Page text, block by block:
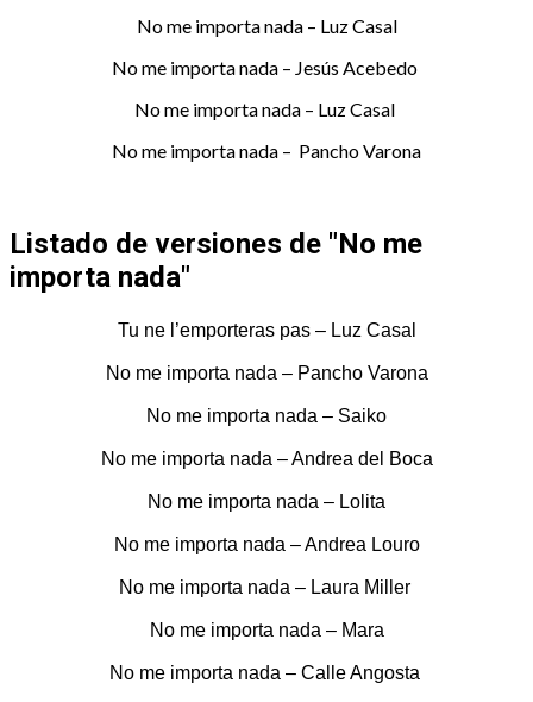
No me importa nada – Luz Casal
No me importa nada – Jesús Acebedo
No me importa nada – Luz Casal
No me importa nada – Pancho Varona
Listado de versiones de "No me
importa nada"
Tu ne l’emporteras pas – Luz Casal
No me importa nada – Pancho Varona
No me importa nada – Saiko
No me importa nada – Andrea del Boca
No me importa nada – Lolita
No me importa nada – Andrea Louro
No me importa nada – Laura Miller
No me importa nada – Mara
No me importa nada – Calle Angosta